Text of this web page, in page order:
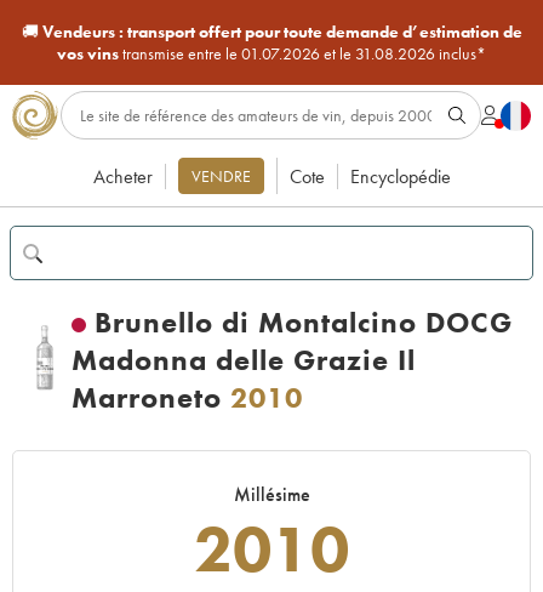
🚚Vendeurs : transport offert pour toute demande d’estimation de
vos vinstransmise entre le 01.07.2026 et le 31.08.2026 inclus*
Acheter VENDRE Cote Encyclopédie
Brunello di Montalcino DOCG
Madonna delle Grazie Il
Marroneto 2010
Millésime
2010